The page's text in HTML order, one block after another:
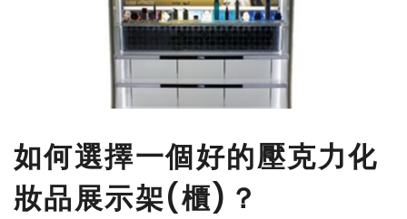
如何選擇一個好的壓克力化
妝品展示架(櫃)？